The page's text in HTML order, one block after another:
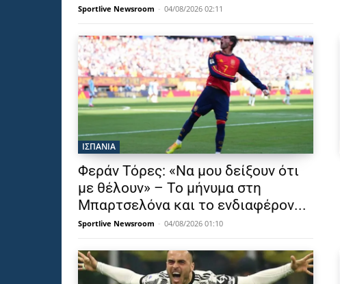
Sportlive Newsroom - 04/08/2026 02:11
ΙΣΠΑΝΙΑ
Φεράν Τόρες: «Να μου δείξουν ότι
με θέλουν» – Το μήνυμα στη
Μπαρτσελόνα και το ενδιαφέρον...
Sportlive Newsroom - 04/08/2026 01:10